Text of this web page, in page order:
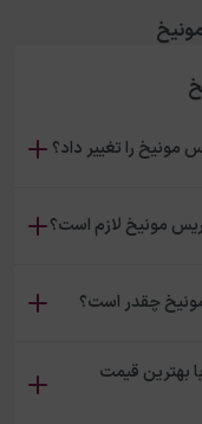
مونیخ را تغییر داد؟
مونیخ لازم است؟
مونیخ چقدر است؟
بهترین قیمت